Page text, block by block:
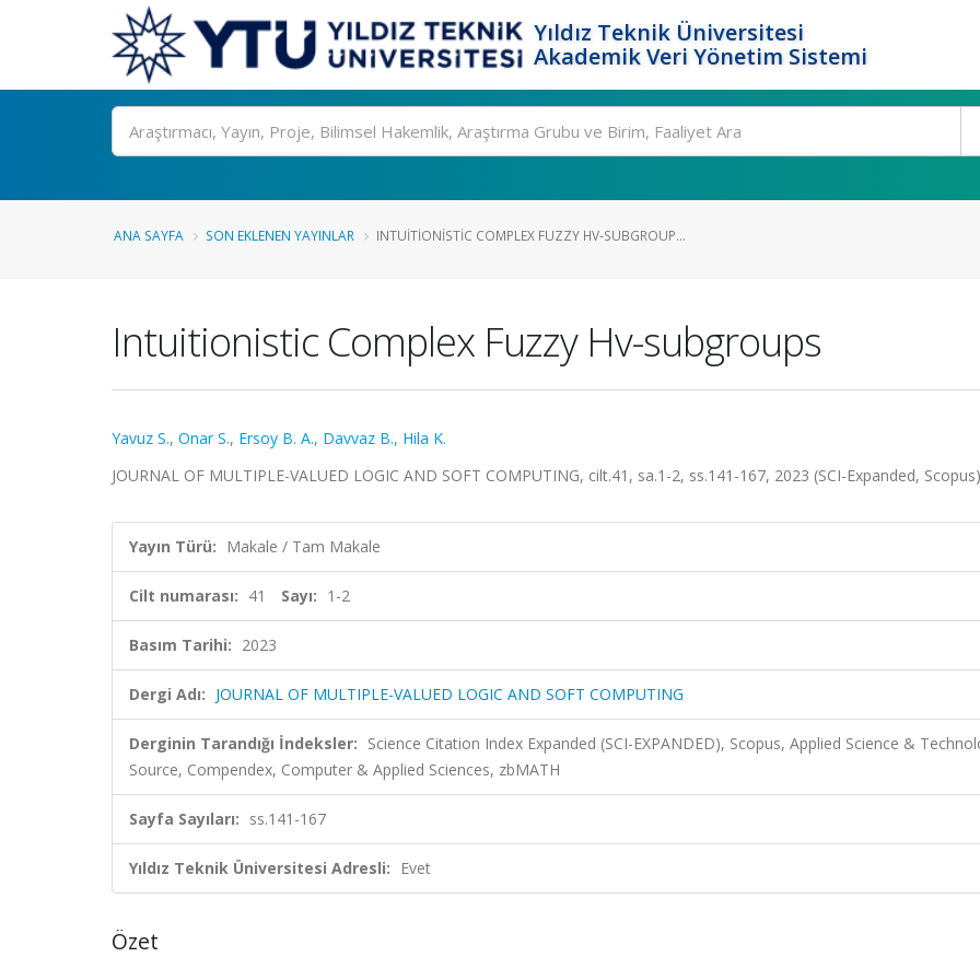
Yıldız Teknik Üniversitesi
Akademik Veri Yönetim Sistemi
Ara
ANA SAYFA SON EKLENEN YAYINLAR INTUITIONISTIC COMPLEX FUZZY HV-SUBGROUP...
Intuitionistic Complex Fuzzy Hv-subgroups
Yavuz S., Onar S., Ersoy B. A., Davvaz B., Hila K.
JOURNAL OF MULTIPLE-VALUED LOGIC AND SOFT COMPUTING, cilt.41, sa.1-2, ss.141-167, 2023 (SCI-Expanded, Scopus)
Yayın Türü: Makale / Tam Makale
Cilt numarası: 41 Sayı: 1-2
Basım Tarihi: 2023
Dergi Adı: JOURNAL OF MULTIPLE-VALUED LOGIC AND SOFT COMPUTING
Derginin Tarandığı İndeksler: Science Citation Index Expanded (SCI-EXPANDED), Scopus, Applied Science &
Source, Compendex, Computer & Applied Sciences, zbMATH
Sayfa Sayıları: ss.141-167
Yıldız Teknik Üniversitesi Adresli: Evet
Özet